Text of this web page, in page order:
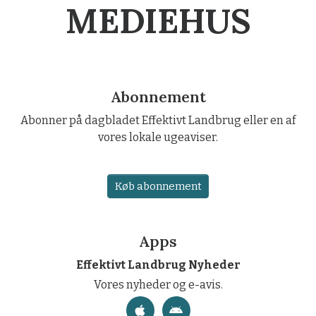
MEDIEHUS
Abonnement
Abonner på dagbladet Effektivt Landbrug eller en af
vores lokale ugeaviser.
Køb abonnement
Apps
Effektivt Landbrug Nyheder
Vores nyheder og e-avis.